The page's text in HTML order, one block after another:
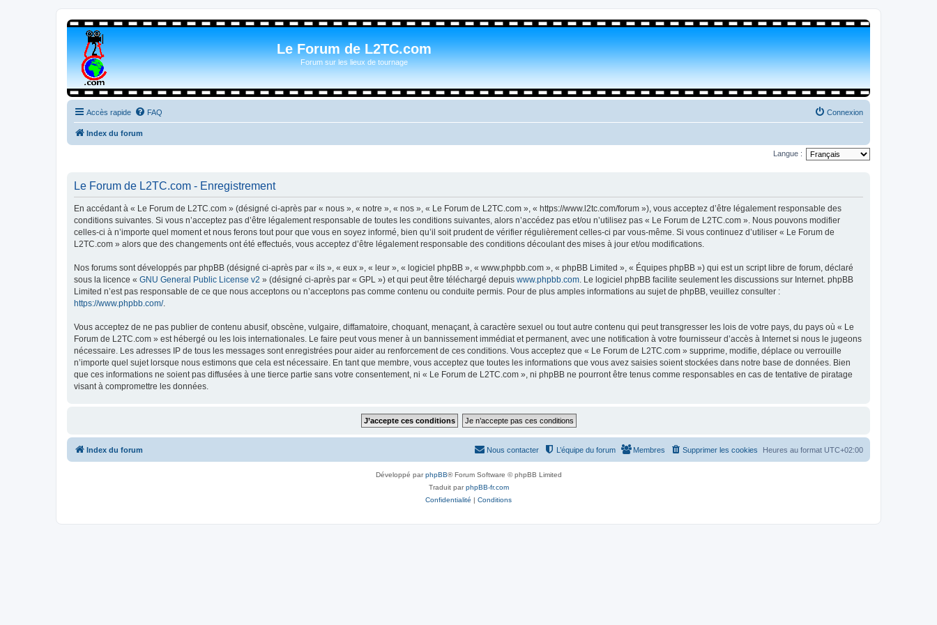
Le Forum de L2TC.com
Forum sur les lieux de tournage
Accès rapide FAQ Connexion
Index du forum
Langue :
Le Forum de L2TC.com - Enregistrement
En accédant à « Le Forum de L2TC.com » (désigné ci-après par « nous », « notre », « nos », « Le Forum de L2TC.com », « https://www.l2tc.com/forum »), vous acceptez d’être légalement responsable des
conditions suivantes. Si vous n’acceptez pas d’être légalement responsable de toutes les conditions suivantes, alors n’accédez pas et/ou n’utilisez pas « Le Forum de L2TC.com ». Nous pouvons modifier
celles-ci à n’importe quel moment et nous ferons tout pour que vous en soyez informé, bien qu’il soit prudent de vérifier régulièrement celles-ci par vous-même. Si vous continuez d’utiliser « Le Forum de
L2TC.com » alors que des changements ont été effectués, vous acceptez d’être légalement responsable des conditions découlant des mises à jour et/ou modifications.
Nos forums sont développés par phpBB (désigné ci-après par « ils », « eux », « leur », « logiciel phpBB », « www.phpbb.com », « phpBB Limited », « Équipes phpBB ») qui est un script libre de forum, déclaré
sous la licence « GNU General Public License v2 » (désigné ci-après par « GPL ») et qui peut être téléchargé depuis www.phpbb.com . Le logiciel phpBB facilite seulement les discussions sur Internet. phpBB
Limited n’est pas responsable de ce que nous acceptons ou n’acceptons pas comme contenu ou conduite permis. Pour de plus amples informations au sujet de phpBB, veuillez consulter :
https://www.phpbb.com/.
Vous acceptez de ne pas publier de contenu abusif, obscène, vulgaire, diffamatoire, choquant, menaçant, à caractère sexuel ou tout autre contenu qui peut transgresser les lois de votre pays, du pays où « Le
Forum de L2TC.com » est hébergé ou les lois internationales. Le faire peut vous mener à un bannissement immédiat et permanent, avec une notification à votre fournisseur d’accès à Internet si nous le jugeons
nécessaire. Les adresses IP de tous les messages sont enregistrées pour aider au renforcement de ces conditions. Vous acceptez que « Le Forum de L2TC.com » supprime, modifie, déplace ou verrouille
n’importe quel sujet lorsque nous estimons que cela est nécessaire. En tant que membre, vous acceptez que toutes les informations que vous avez saisies soient stockées dans notre base de données. Bien
que ces informations ne soient pas diffusées à une tierce partie sans votre consentement, ni « Le Forum de L2TC.com », ni phpBB ne pourront être tenus comme responsables en cas de tentative de piratage
visant à compromettre les données.
Index du forum Heures au format UTC+02:00
Supprimer les cookies
Membres
L’équipe du forum
Nous contacter
Développé parphpBB® Forum Software © phpBB Limited
Traduit parphpBB-fr.com
Confidentialité | Conditions